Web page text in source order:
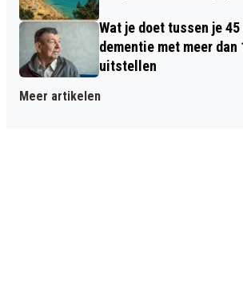
Wat je doet tussen je
dementie met meer dan
uitstellen
Meer artikelen